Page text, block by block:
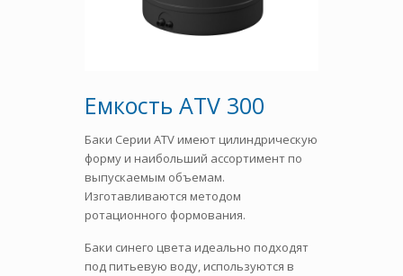
Емкость ATV 300
Баки Серии ATV имеют цилиндрическую
форму и наибольший ассортимент по
выпускаемым объемам.
Изготавливаются методом
ротационного формования.
Баки синего цвета идеально подходят
под питьевую воду, используются в